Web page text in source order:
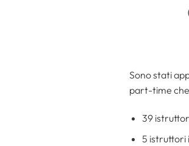
Sono stati
part-time che
39
5 istruttori